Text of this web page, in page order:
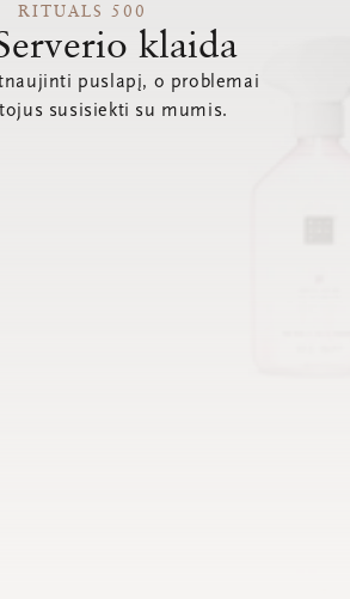
RITUALS 500
klaida
puslapį, o problemai
susisiekti su mumis.